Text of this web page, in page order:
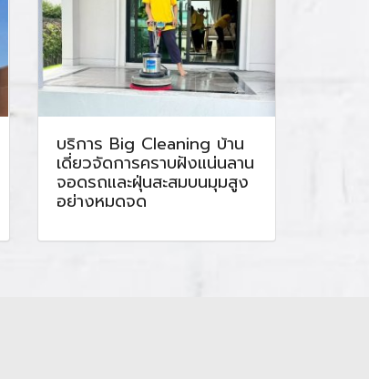
บริการ Big Cleaning บ้าน
เดี่ยวจัดการคราบฝังแน่นลาน
จอดรถและฝุ่นสะสมบนมุมสูง
อย่างหมดจด